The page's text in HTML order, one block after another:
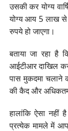
उसकी कर योग्य
योग्य आय 5 लाख
रुपये हो जाएगा।
बताया जा रहा है
आईटीआर दाखिल
पास मुकदमा चलाने
की कैद और
हालांकि ऐसा
प्रत्येक मामले में